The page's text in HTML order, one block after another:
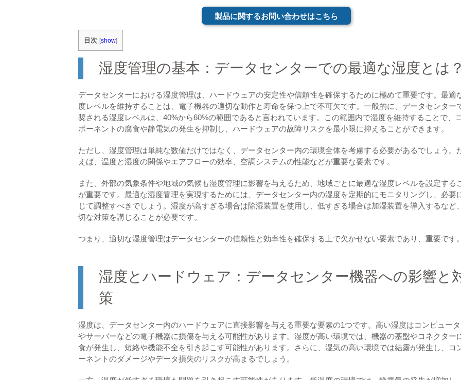
製品に関するお問い合わせはこちら
目次 [show]
湿度管理の基本：データセンターでの最適な湿度とは？
データセンターにおける湿度管理は、ハードウェアの安定性や信頼性を確保するために極めて重要です。最適
度レベルを維持することは、電子機器の適切な動作と寿命を保つ上で不可欠です。一般的に、データセンター
奨される湿度レベルは、40%から60%の範囲であると言われています。この範囲内で湿度を維持することで、
ポーネントの腐食や静電気の発生を抑制し、ハードウェアの故障リスクを最小限に抑えることができます。
ただし、湿度管理は単純な数値だけではなく、データセンター内の環境全体を考慮する必要があるでしょう。
えば、温度と湿度の関係やエアフローの効率、空調システムの性能などが重要な要素です。
また、外部の気象条件や地域の気候も湿度管理に影響を与えるため、地域ごとに最適な湿度レベルを設定する
が重要です。最適な湿度管理を実現するためには、データセンター内の湿度を定期的にモニタリングし、必要
じて調整すべきでしょう。湿度が高すぎる場合は除湿装置を使用し、低すぎる場合は加湿装置を導入するなど
切な対策を講じることが必要です。
つまり、適切な湿度管理はデータセンターの信頼性と効率性を確保する上で欠かせない要素であり、重要です。
湿度とハードウェア：データセンター機器への影響と
策
湿度は、データセンター内のハードウェアに直接影響を与える重要な要素の1つです。高い湿度はコンピュー
やサーバーなどの電子機器に損傷を与える可能性があります。湿度が高い環境では、機器の基盤やコネクター
食が発生し、短絡や機能不全を引き起こす可能性があります。さらに、湿気の高い環境では結露が発生し、コ
ーネントのダメージやデータ損失のリスクが高まるでしょう。